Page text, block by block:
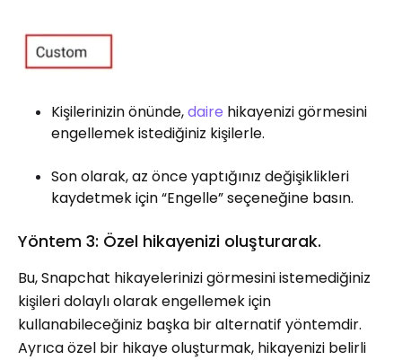
Kişilerinizin önünde,daire hikayenizi görmesini
engellemek istediğiniz kişilerle.
Son olarak, az önce yaptığınız değişiklikleri
kaydetmek için “Engelle” seçeneğine basın.
Yöntem 3: Özel hikayenizi oluşturarak.
Bu, Snapchat hikayelerinizi görmesini istemediğiniz
kişileri dolaylı olarak engellemek için
kullanabileceğiniz başka bir alternatif yöntemdir.
Ayrıca özel bir hikaye oluşturmak, hikayenizi belirli